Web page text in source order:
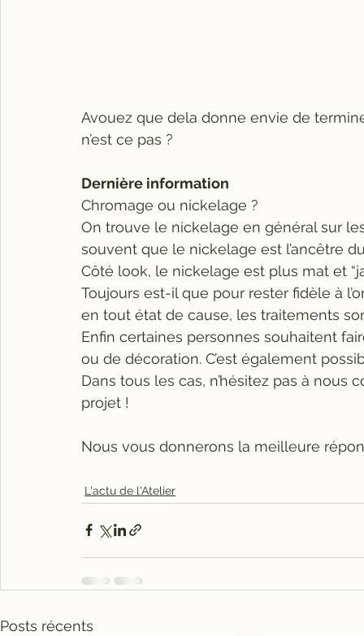
Avouez que dela donne envie de
n’est ce pas ?
Dernière information
Chromage ou nickelage ?
On trouve le nickelage en général sur
souvent que le nickelage est l’ancêtre
Côté look, le nickelage est plus mat et
Toujours est-il que pour rester fidèle à
en tout état de cause, les traitements
Enfin certaines personnes souhaitent
ou de décoration. C’est également
Dans tous les cas, n’hésitez pas à
projet !
Nous vous donnerons la meilleure
L'actu de l'Atelier
Posts récents